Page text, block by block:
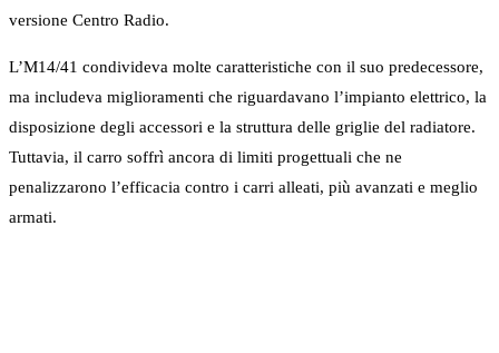
versione Centro Radio.
L’M14/41 condivideva molte caratteristiche con il suo predecessore,
ma includeva miglioramenti che riguardavano l’impianto elettrico, la
disposizione degli accessori e la struttura delle griglie del radiatore.
Tuttavia, il carro soffrì ancora di limiti progettuali che ne
penalizzarono l’efficacia contro i carri alleati, più avanzati e meglio
armati.